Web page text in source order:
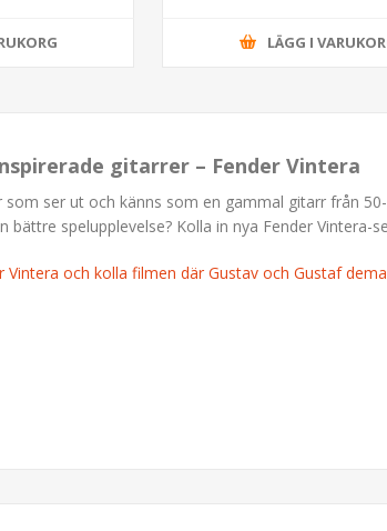
LÄGG I
gitarrer – Fender Vintera
som ser ut och känns som en gammal gitarr från
bättre spelupplevelse? Kolla in nya Fender Vintera-
Vintera och kolla filmen där Gustav och Gustaf